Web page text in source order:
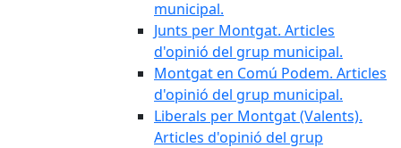
municipal.
Junts per Montgat. Articles
d'opinió del grup municipal.
Montgat en Comú Podem. Articles
d'opinió del grup municipal.
Liberals per Montgat (Valents).
Articles d'opinió del grup